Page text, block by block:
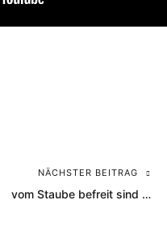
NÄCHSTER BEITRAG
vom Staube befreit sind …